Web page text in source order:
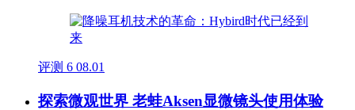
评测 6 08.01
探索微观世界 老蛙Aksen显微镜头使用体验